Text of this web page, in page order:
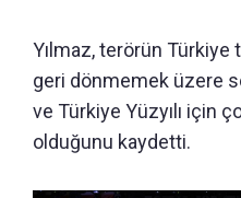
Yılmaz, terörün Türkiye
geri dönmemek üzere
ve Türkiye Yüzyılı için
olduğunu kaydetti.